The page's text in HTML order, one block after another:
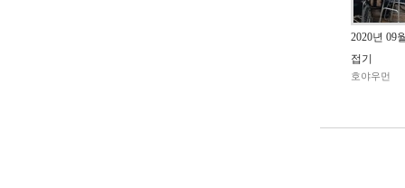
2020년 09
접기
호야우먼